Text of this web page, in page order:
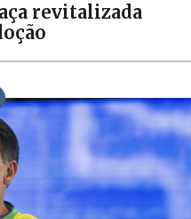
revitalizada